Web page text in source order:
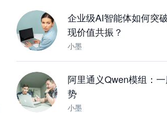
企业级AI智能体如何突
现价值共振？
小墨
阿里通义Qwen模组：
势
小墨